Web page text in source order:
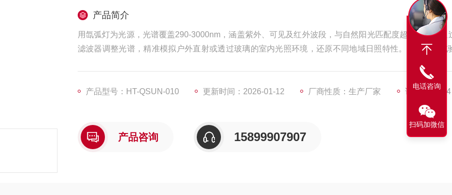
产品简介
用氙弧灯为光源，光谱覆盖290-3000nm，涵盖紫外、可见及红外波段，与自然阳光匹配度超95%。可通
滤波器调整光谱，精准模拟户外直射或透过玻璃的室内光照环境，还原不同地域日照特性。氙灯老化试
产品型号：HT-QSUN-010 更新时间：2026-01-12 厂商性质：生产厂家 访问量：524
产品咨询 15899907907
电话咨询
扫码加微信